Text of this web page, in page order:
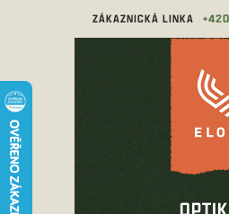
ZÁKAZNICKÁ LINKA